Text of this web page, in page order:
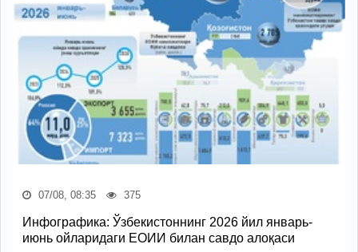
07/08, 08:35 375
Инфографика: Ўзбекистоннинг 2026 йил январь-
июнь ойларидаги ЕОИИ билан савдо алоқаси